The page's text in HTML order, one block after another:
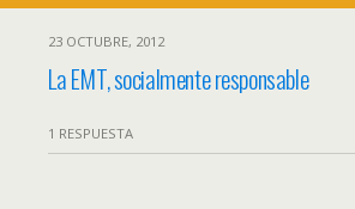
23 OCTUBRE, 2012
La EMT, socialmente responsable
1 RESPUESTA